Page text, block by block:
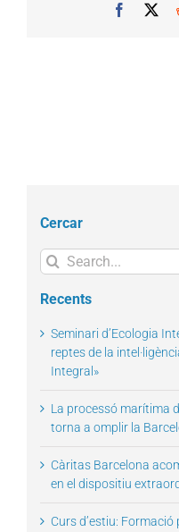
Cercar
Search
for:
Recents
Seminari d’Ecologia
reptes de la
Integral»
La processó marítima
torna a omplir la
Càritas Barcelona
en el dispositiu
Curs d’estiu: